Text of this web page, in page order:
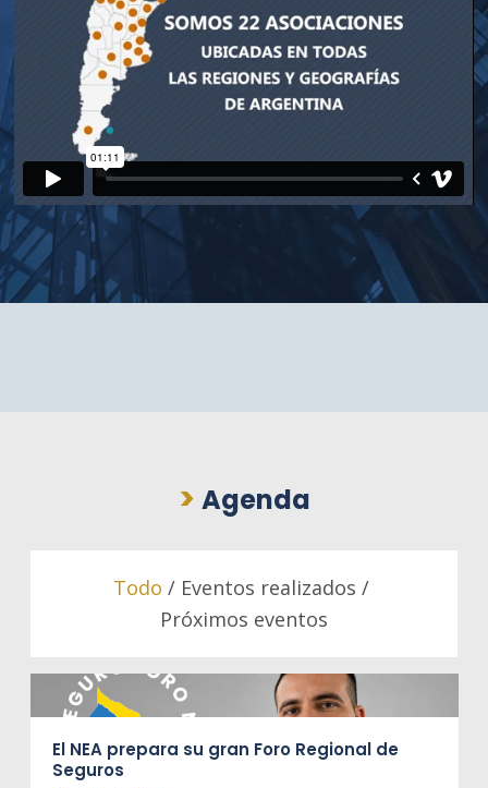
> Agenda
Todo / Eventos realizados /
Próximos eventos
El NEA prepara su gran Foro Regional de
Seguros